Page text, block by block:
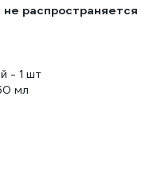
не распространяется
- 1 шт
мл